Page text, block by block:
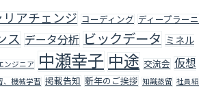
リアチェンジ コーディング ディープラーニ
ス データ分析 ビックデータ ミネル
ンジニア 中瀬幸子 中途 交流会 仮想
、機械学習 掲載告知 新年のご挨拶 知識蒸留 社員紹